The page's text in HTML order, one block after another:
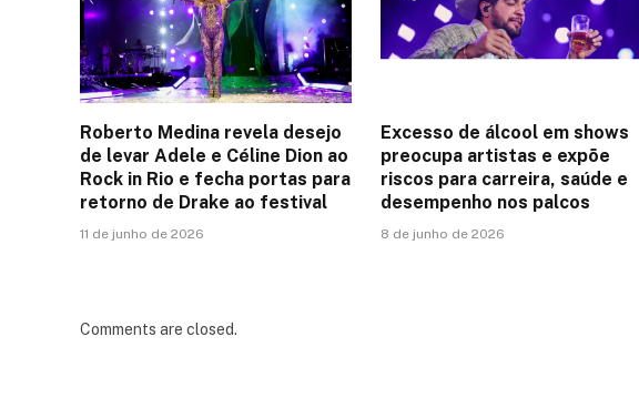
Roberto Medina revela desejo
de levar Adele e Céline Dion ao
Rock in Rio e fecha portas para
retorno de Drake ao festival
11 de junho de 2026
Excesso de álcool em shows
preocupa artistas e expõe
riscos para carreira, saúde e
desempenho nos palcos
8 de junho de 2026
Comments are closed.